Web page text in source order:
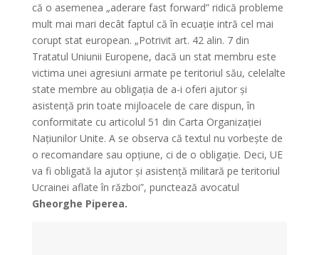
că o asemenea „aderare fast forward” ridică probleme
mult mai mari decât faptul că în ecuație intră cel mai
corupt stat european. „Potrivit art. 42 alin. 7 din
Tratatul Uniunii Europene, dacă un stat membru este
victima unei agresiuni armate pe teritoriul său, celelalte
state membre au obligația de a-i oferi ajutor și
asistență prin toate mijloacele de care dispun, în
conformitate cu articolul 51 din Carta Organizației
Națiunilor Unite. A se observa că textul nu vorbește de
o recomandare sau opțiune, ci de o obligație. Deci, UE
va fi obligată la ajutor și asistență militară pe teritoriul
Ucrainei aflate în război”, punctează avocatul
Gheorghe Piperea.